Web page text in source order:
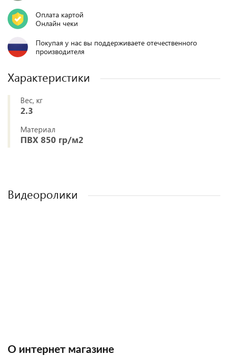
Оплата картой
Онлайн чеки
Покупая у нас вы поддерживаете отечественного
производителя
Характеристики
Вес, кг
2.3
Материал
ПВХ 850 гр/м2
Видеоролики
О интернет магазине